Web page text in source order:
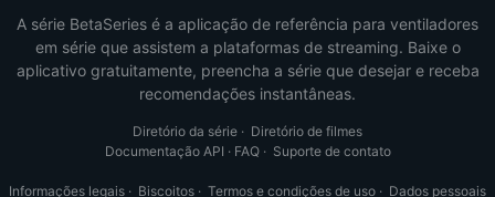
A série BetaSeries é a aplicação de referência para ventiladores
em série que assistem a plataformas de streaming. Baixe o
aplicativo gratuitamente, preencha a série que desejar e receba
recomendações instantâneas.
Diretório da série · Diretório de filmes
Documentação API · FAQ· Suporte de contato
Informações legais · Biscoitos · Termos e condições de uso · Dados pessoais